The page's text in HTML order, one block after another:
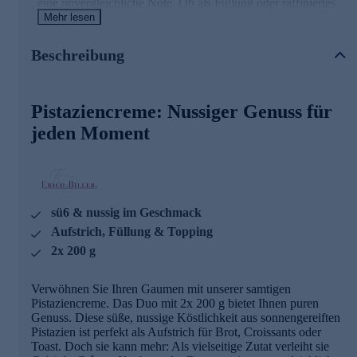
Topping für Torten – unsere Pistaziencreme bringt das
einem besonderen Moment.
Tagen genießen.
Mehr lesen
Beschreibung
Pistaziencreme: Nussiger Genuss für
jeden Moment
sü6 & nussig im Geschmack
Aufstrich, Füllung & Topping
2x 200 g
Verwöhnen Sie Ihren Gaumen mit unserer samtigen
Pistaziencreme. Das Duo mit 2x 200 g bietet Ihnen puren
Genuss. Diese süße, nussige Köstlichkeit aus sonnengereiften
Pistazien ist perfekt als Aufstrich für Brot, Croissants oder
Toast. Doch sie kann mehr: Als vielseitige Zutat verleiht sie